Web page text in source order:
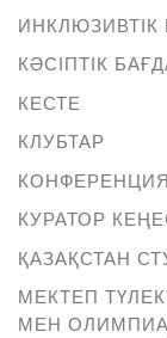
ИНКЛЮЗИВТІК
КӘСІПТІК
КЕСТЕ
КЛУБТАР
КУРАТОР
ҚАЗАҚСТАН
МЕКТЕП
МЕН